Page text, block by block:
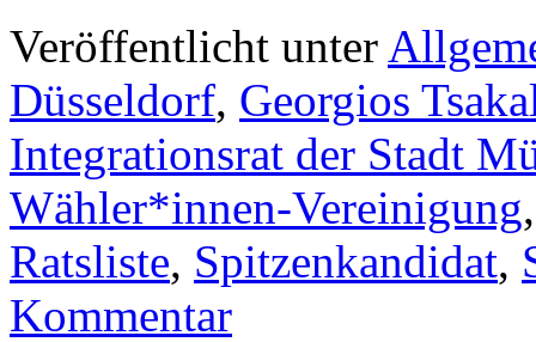
Veröffentlicht unter
Düsseldorf, Georgios
Integrationsrat der Stadt
Wähler*innen-Vereinigung
Ratsliste, Spitzenkandidat,
Kommentar